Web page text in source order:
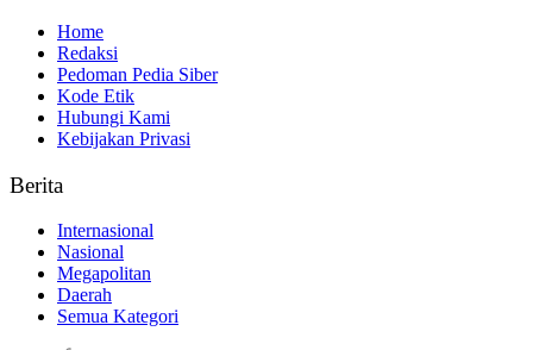
Home
Redaksi
Pedoman Pedia Siber
Kode Etik
Hubungi Kami
Kebijakan Privasi
Berita
Internasional
Nasional
Megapolitan
Daerah
Semua Kategori